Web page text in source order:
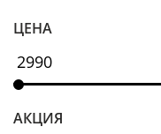
ЦЕНА
АКЦИЯ